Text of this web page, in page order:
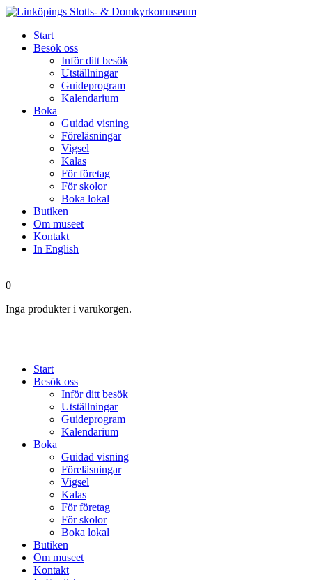
Start
Besök oss
Inför ditt besök
Utställningar
Guideprogram
Kalendarium
Boka
Guidad visning
Föreläsningar
Vigsel
Kalas
För företag
För skolor
Boka lokal
Butiken
Om museet
Kontakt
In English
0
Inga produkter i varukorgen.
Start
Besök oss
Inför ditt besök
Utställningar
Guideprogram
Kalendarium
Boka
Guidad visning
Föreläsningar
Vigsel
Kalas
För företag
För skolor
Boka lokal
Butiken
Om museet
Kontakt